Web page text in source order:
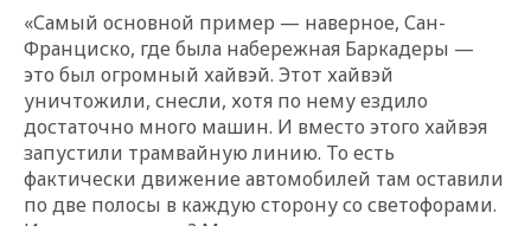
«Самый основной пример — наверное, Сан-
Франциско, где была набережная Баркадеры —
это был огромный хайвэй. Этот хайвэй
уничтожили, снесли, хотя по нему ездило
достаточно много машин. И вместо этого хайвэя
запустили трамвайную линию. То есть
фактически движение автомобилей там оставили
по две полосы в каждую сторону со светофорами.